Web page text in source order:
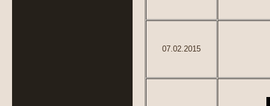
07.02.2015